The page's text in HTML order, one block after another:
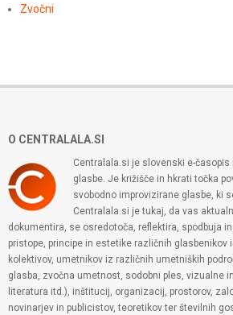
Zvočni
O CENTRALALA.SI
Centralala.si je slovenski e-
glasbe. Je križišče in hkrati točka
svobodno improvizirane glasbe, ki
Centralala.si je tukaj, da vas
dokumentira, se osredotoča, reflektira, spodbuja
pristope, principe in estetike različnih glasbenikov
kolektivov, umetnikov iz različnih umetniških
glasba, zvočna umetnost, sodobni ples, vizualne
literatura itd.), inštitucij, organizacij, prostorov,
novinarjev in publicistov, teoretikov ter številnih